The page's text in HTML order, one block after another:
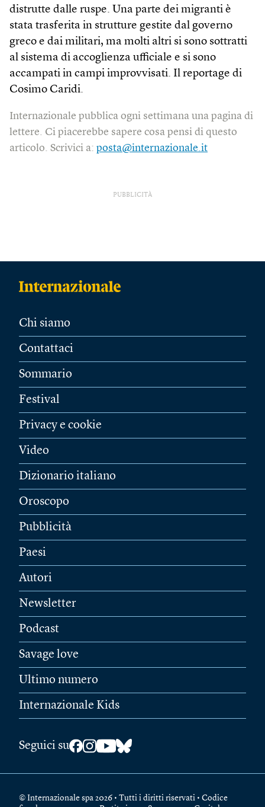
distrutte dalle ruspe. Una parte dei migranti è
stata trasferita in strutture gestite dal governo
greco e dai militari, ma molti altri si sono sottratti
al sistema di accoglienza ufficiale e si sono
accampati in campi improvvisati. Il reportage di
Cosimo Caridi.
Internazionale pubblica ogni settimana una pagina di
lettere. Ci piacerebbe sapere cosa pensi di questo
articolo. Scrivici a: posta@internazionale.it
PUBBLICITÀ
Chi siamo
Contattaci
Sommario
Festival
Privacy e cookie
Video
Dizionario italiano
Oroscopo
Pubblicità
Paesi
Autori
Newsletter
Podcast
Savage love
Ultimo numero
Internazionale Kids
Seguici su
© Internazionale spa 2026 • Tutti i diritti riservati • Codice